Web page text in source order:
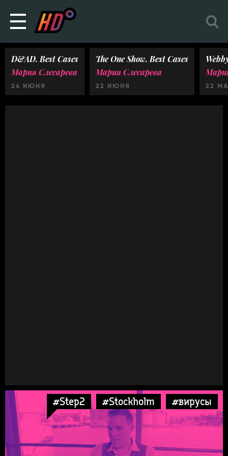
D&AD. Best Cases
Мария Слесарева
24 ИЮНЯ
The One Show. Best Cases
Мария Слесарева
22 ИЮНЯ 22
#Step2 #Stockholm #вирусы